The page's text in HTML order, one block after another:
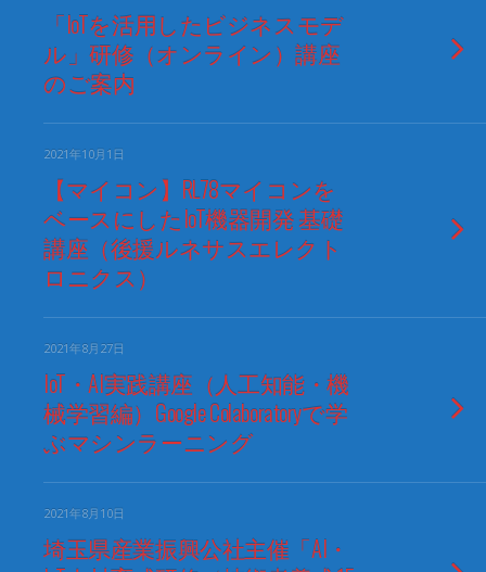
「IoTを活用したビジネスモデ
ル」研修（オンライン）講座
のご案内
2021年10月1日
【マイコン】RL78マイコンを
ベースにしたIoT機器開発 基礎
講座（後援ルネサスエレクト
ロニクス）
2021年8月27日
IoT・AI実践講座（人工知能・機
械学習編）Google Colaboratoryで学
ぶマシンラーニング
2021年8月10日
埼玉県産業振興公社主催「AI・